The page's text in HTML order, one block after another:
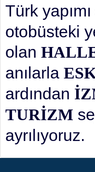
Türk
otobüsteki
olan
anılarla
ardından
TURİZM
ayrılıyoruz.